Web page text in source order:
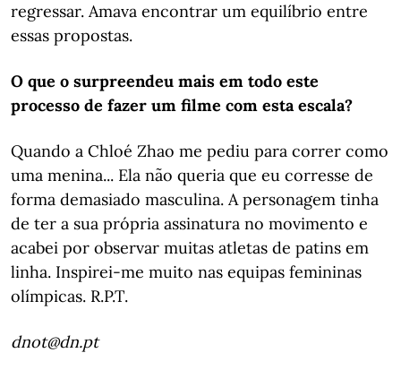
regressar. Amava encontrar um equilíbrio entre
essas propostas.
O que o surpreendeu mais em todo este
processo de fazer um filme com esta escala?
Quando a Chloé Zhao me pediu para correr como
uma menina... Ela não queria que eu corresse de
forma demasiado masculina. A personagem tinha
de ter a sua própria assinatura no movimento e
acabei por observar muitas atletas de patins em
linha. Inspirei-me muito nas equipas femininas
olímpicas. R.P.T.
dnot@dn.pt